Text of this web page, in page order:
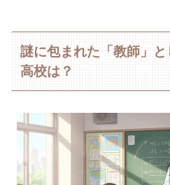
謎に包まれた「教師」
高校は？